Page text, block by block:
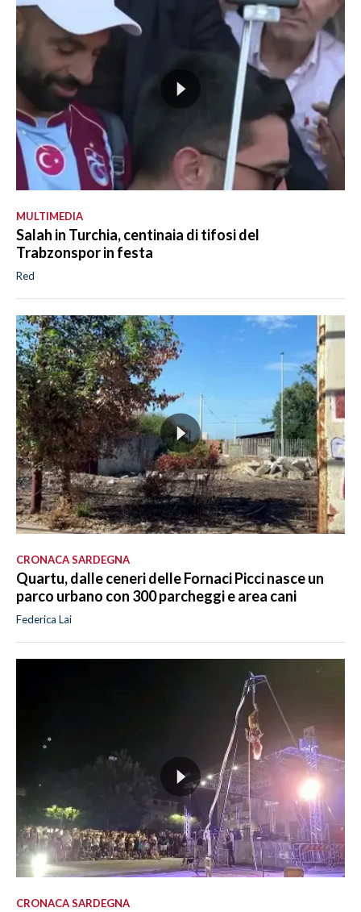
MULTIMEDIA
Salah in Turchia, centinaia di tifosi del
Trabzonspor in festa
Red
CRONACA SARDEGNA
Quartu, dalle ceneri delle Fornaci Picci nasce un
parco urbano con 300 parcheggi e area cani
Federica Lai
CRONACA SARDEGNA